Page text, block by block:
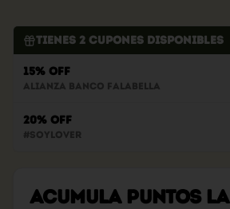
Tienes 2 cupones disponibles
15% OFF
Alianza Banco Falabella
20% OFF
#soylover
Acumula PUNTOS LA